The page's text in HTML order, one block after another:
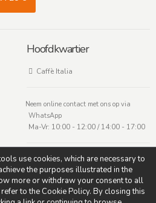
Hoofdkwartier
Caffè Italia
Neem online contact met ons op via
WhatsApp
Ma-Vr: 10:00 - 12:00 / 14:00 - 17:00
use cookies, which are necessary to
the purposes illustrated in the
more or withdraw your consent to all
to the Cookie Policy. By closing this